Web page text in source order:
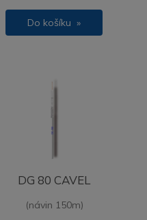
Do košíku »
DG 80 CAVEL
(návin 150m)